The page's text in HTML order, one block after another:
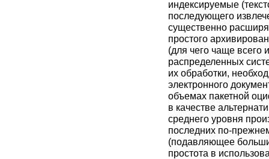
индексируемые
последующего
существенно
простого
(для чего чаще всего
распределенных
их обработки,
электронного
объемах пакетной
в качестве
среднего уровня
последних по-
(подавляющее
простота в